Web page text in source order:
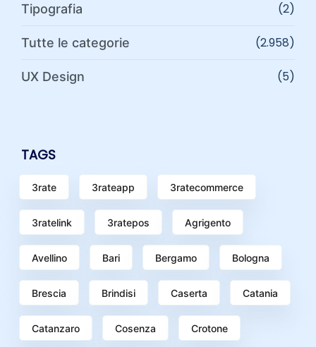
Tipografia (2)
Tutte le categorie (2.958)
UX Design (5)
TAGS
3rate 3rateapp 3ratecommerce
3ratelink 3ratepos Agrigento
Avellino Bari Bergamo Bologna
Brescia Brindisi Caserta Catania
Catanzaro Cosenza Crotone